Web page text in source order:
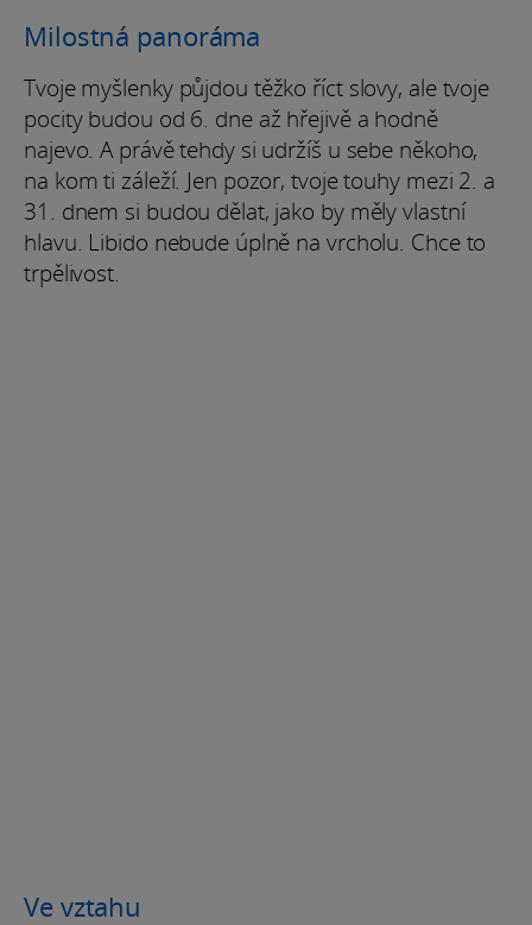
Milostná panoráma
Tvoje myšlenky půjdou těžko říct slovy, ale tvoje
pocity budou od 6. dne až hřejivě a hodně
najevo. A právě tehdy si udržíš u sebe někoho,
na kom ti záleží. Jen pozor, tvoje touhy mezi 2. a
31. dnem si budou dělat, jako by měly vlastní
hlavu. Libido nebude úplně na vrcholu. Chce to
trpělivost.
Ve vztahu